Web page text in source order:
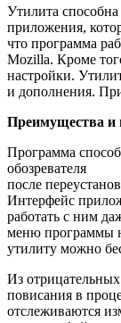
Утилита
приложения,
что программа
Mozilla. Кроме
настройки.
и дополнения.
Преимущества и
Программа
обозревателя
после
Интерфейс
работать с ним
меню программы
утилиту можно
Из
повисания в
отслеживаются